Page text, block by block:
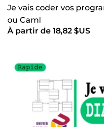
Je vais coder vos
ou Caml
À partir de 18,82 $US